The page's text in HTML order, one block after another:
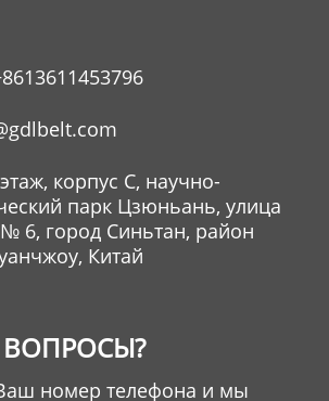
корпус C, научно-
парк Цзюньань, улица
6, город Синьтан, район
Китай
номер телефона и мы